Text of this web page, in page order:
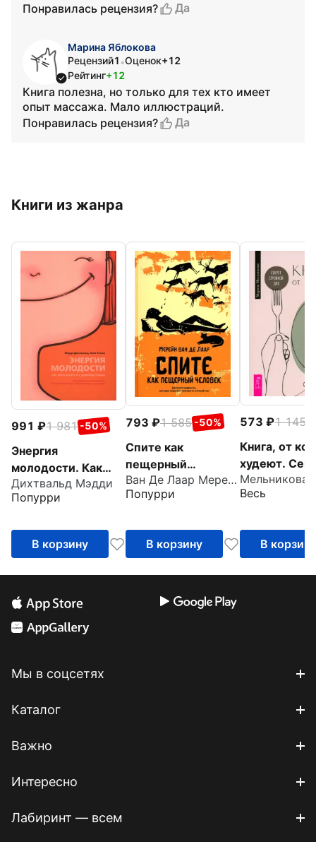
Понравилась рецензия?
Да
Марина Яблокова
Рецензий1 •Оценок+12
Рейтинг+12
Книга полезна, но только для тех кто имеет
опыт массажа. Мало иллюстраций.
Понравилась рецензия?
Да
Книги из жанра
991 1 981 -50%
Энергия
молодости. Как
жить долго и с
удовольствием.
женщин
Дихтвальд Мэдди
Попурри
В корзину
793 1 585 -50%
Спите как
пещерный
человек. Древняя
мудрость, которая
ночной сон
Ван Де Лаар Мерейн
Попурри
В корзину
573 1 145
Книга, от
худеют.
стройной
Весь
В корзину
Мы в соцсетях
Каталог
Важно
Интересно
Лабиринт — всем